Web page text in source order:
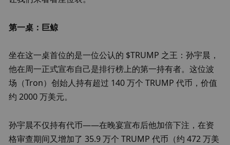
第一桌：巨鲸
坐在这一桌首位的是一位公认的 $TRUMP 之王：孙宇晨，
他在周一正式宣布自己是排行榜上的第一持有者。这位波
场（Tron）创始人持有超过 140 万个 TRUMP 代币，价值
约 2000 万美元。
孙宇晨不仅持有代币——在晚宴宣布后他加倍下注，在资
格审查期间又增加了 35.9 万个 TRUMP 代币（约 472 万美